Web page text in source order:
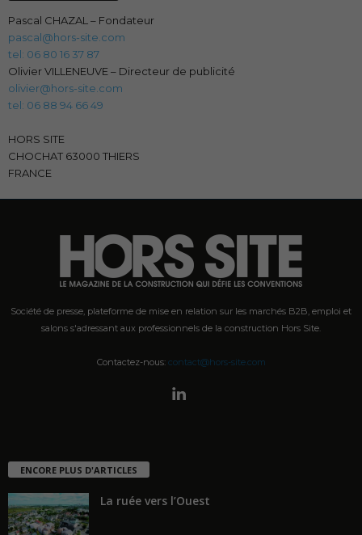
Pascal CHAZAL – Fondateur
pascal@hors-site.com
tel: 06 80 16 37 87
Olivier VILLENEUVE – Directeur de publicité
olivier@hors-site.com
tel: 06 88 94 66 49
HORS SITE
CHOCHAT 63000 THIERS
FRANCE
Société de presse, plateforme de mise en relation sur les marchés B2B, emploi et
salons s'adressant aux professionnels de la construction Hors Site.
Contactez-nous: contact@hors-site.com
ENCORE PLUS D'ARTICLES
La ruée vers l’Ouest